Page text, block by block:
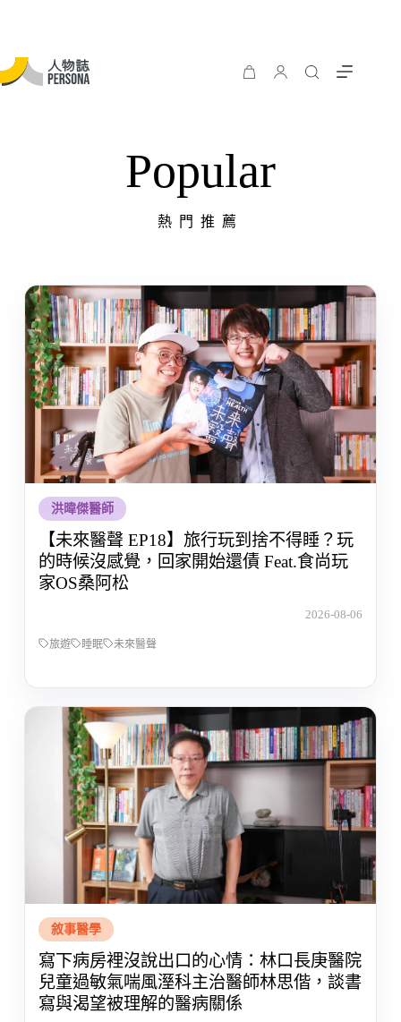
Popular
熱門推薦
洪暐傑醫師
【未來醫聲 EP18】旅行玩到捨不得睡？玩
的時候沒感覺，回家開始還債 Feat.食尚玩
家OS桑阿松
2026-08-06
旅遊 睡眠 未來醫聲
敘事醫學
寫下病房裡沒說出口的心情：林口長庚醫院
兒童過敏氣喘風溼科主治醫師林思偕，談書
寫與渴望被理解的醫病關係